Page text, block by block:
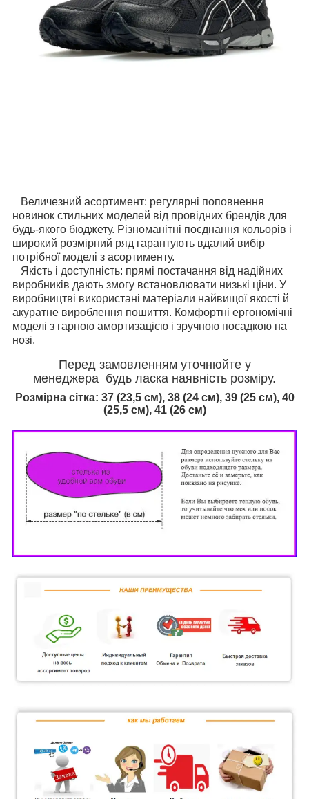
Величезний асортимент: регулярні поповнення
новинок стильних моделей від провідних брендів для
будь-якого бюджету. Різноманітні поєднання кольорів і
широкий розмірний ряд гарантують вдалий вибір
потрібної моделі з асортименту.
Якість і доступність: прямі постачання від надійних
виробників дають змогу встановлювати низькі ціни. У
виробництві використані матеріали найвищої якості й
акуратне вироблення пошиття. Комфортні ергономічні
моделі з гарною амортизацією і зручною посадкою на
нозі.
Перед замовленням уточнюйте у
менеджера будь ласка наявність розміру.
Розмірна сітка: 37 (23,5 см), 38 (24 см), 39 (25 см), 40
(25,5 см), 41 (26 см)